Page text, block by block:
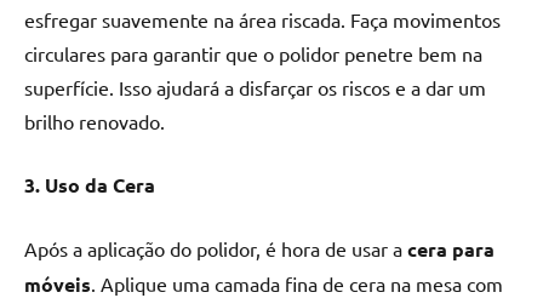
esfregar suavemente na área riscada. Faça movimentos
circulares para garantir que o polidor penetre bem na
superfície. Isso ajudará a disfarçar os riscos e a dar um
brilho renovado.
3. Uso da Cera
Após a aplicação do polidor, é hora de usar a cera para
móveis . Aplique uma camada fina de cera na mesa com